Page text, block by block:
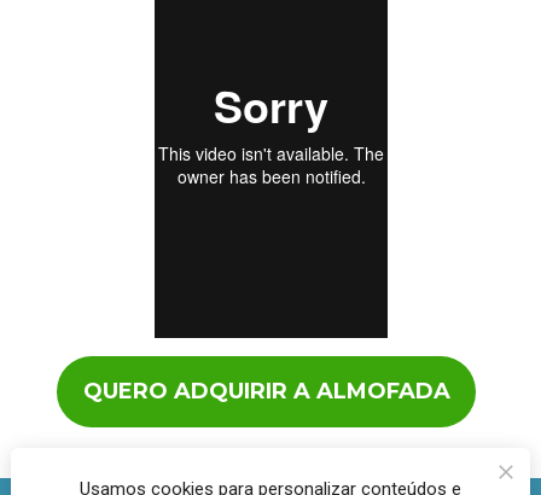
QUERO ADQUIRIR A ALMOFADA
Usamos cookies para personalizar conteúdos e